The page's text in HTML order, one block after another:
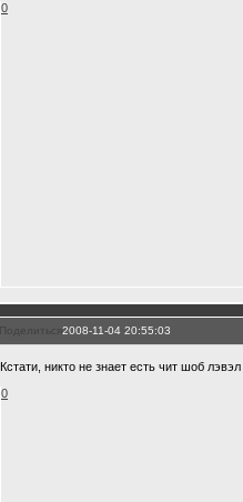
0
Поделиться2008-11-04 20:55:03
Кстати, никто не знает есть чит шоб
0